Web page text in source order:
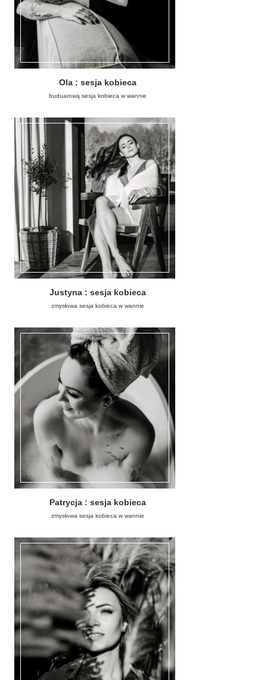
Ola : sesja kobieca
buduarową sesja kobieca w wannie
Justyna : sesja kobieca
zmysłowa sesja kobieca w wannie
Patrycja : sesja kobieca
zmysłowa sesja kobieca w wannie